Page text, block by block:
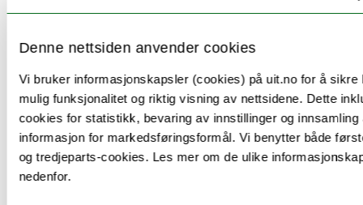
Denne nettsiden anvender cookies
Vi bruker informasjonskapsler (cookies) på uit.no for å sikre
mulig funksjonalitet og riktig visning av nettsidene. Dette
cookies for statistikk, bevaring av innstillinger og innsamling
informasjon for markedsføringsformål. Vi benytter både
og tredjeparts-cookies. Les mer om de ulike
nedenfor.
det naturlig at samtalen om sikkerhet og
beredskap også handler om havet, sier
Stokke Nilsen.
Praktisk informasjon
Blått kompass er en havkonferanse i regi
av UiT Norges arktiske universitet, initiert